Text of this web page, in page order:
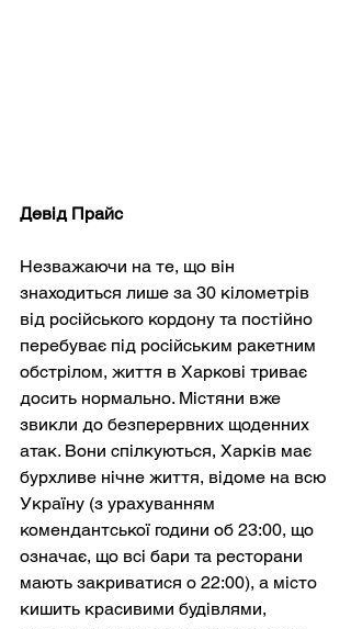
Девід Прайс
Незважаючи на те, що він
знаходиться лише за 30 кілометрів
від російського кордону та постійно
перебуває під російським ракетним
обстрілом, життя в Харкові триває
досить нормально. Містяни вже
звикли до безперервних щоденних
атак. Вони спілкуються, Харків має
бурхливе нічне життя, відоме на всю
Україну (з урахуванням
комендантської години об 23:00, що
означає, що всі бари та ресторани
мають закриватися о 22:00), а місто
кишить красивими будівлями,